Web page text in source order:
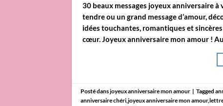
30 beaux messages joyeux anniversaire
tendre ou un grand message d’amour,
idées touchantes, romantiques et
cœur. Joyeux anniversaire mon amour !
Posté dansjoyeux anniversaire mon amour | Tagged
anniversaire chéri, joyeux anniversaire mon amour,